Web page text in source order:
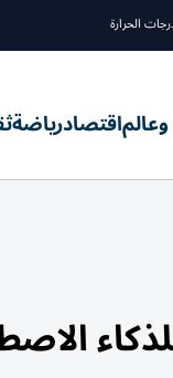
الحرارة
اقتصادرياضة